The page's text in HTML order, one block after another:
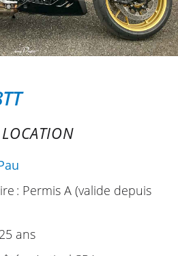
: Permis A (valide depuis
ans